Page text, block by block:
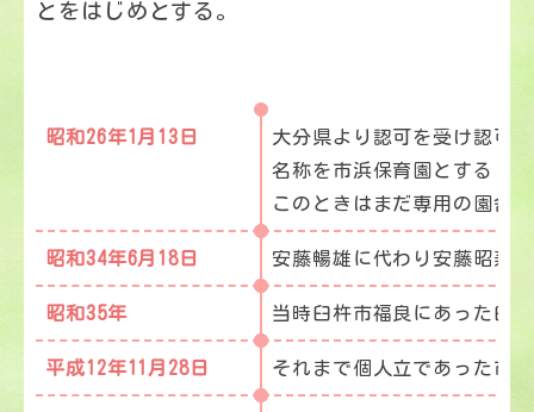
とをはじめとする。
昭和26年1月13日
大分県より認可を受け認可
名称を市浜保育園とする
このときはまだ専用の園舎
昭和34年6月18日 安藤暢雄に代わり安藤昭寿
昭和35年 当時臼杵市福良にあった臼
平成12年11月28日 それまで個人立であった市